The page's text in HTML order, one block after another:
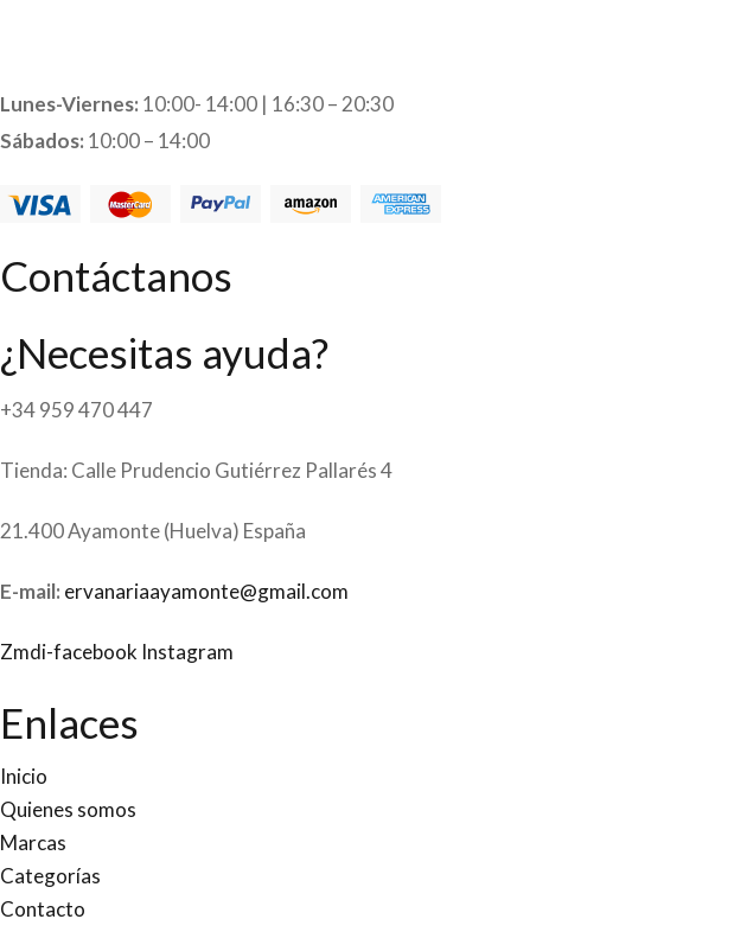
Lunes-Viernes: 10:00- 14:00 | 16:30 – 20:30
Sábados: 10:00 – 14:00
Contáctanos
¿Necesitas ayuda?
+34 959 470 447
Tienda: Calle Prudencio Gutiérrez Pallarés 4
21.400 Ayamonte (Huelva) España
E-mail: ervanariaayamonte@gmail.com
Zmdi-facebook Instagram
Enlaces
Inicio
Quienes somos
Marcas
Categorías
Contacto